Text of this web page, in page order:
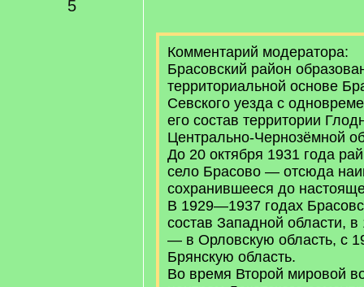
5
Комментарий модератора:
Брасовский район
территориальной основе
Севского уезда с
его состав территории
Центрально-Чернозёмной
До 20 октября 1931 года
село Брасово — отсюда
сохранившееся до
В 1929—1937 годах
состав Западной области,
— в Орловскую область, с
Брянскую область.
Во время Второй мировой